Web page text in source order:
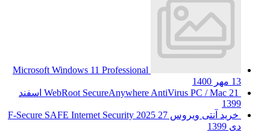
Microsoft Windows 11 Professional
13 مهر 1400
WebRoot SecureAnywhere AntiVirus PC / Mac 21 اسفند
1399
خرید آنتی ویروس F-Secure SAFE Internet Security 2025 27
دی 1399